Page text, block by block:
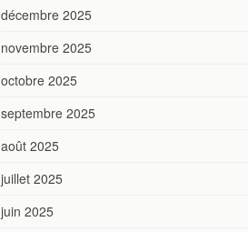
décembre 2025
novembre 2025
octobre 2025
septembre 2025
août 2025
juillet 2025
juin 2025